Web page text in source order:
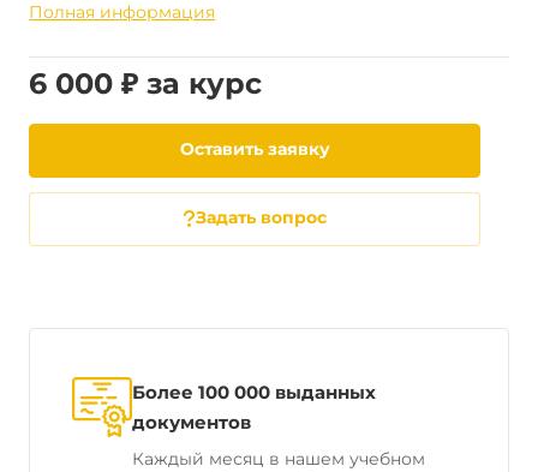
Полная информация
6 000 ₽ за курс
Оставить заявку
Задать вопрос
Более 100 000 выданных
документов
Каждый месяц в нашем учебном